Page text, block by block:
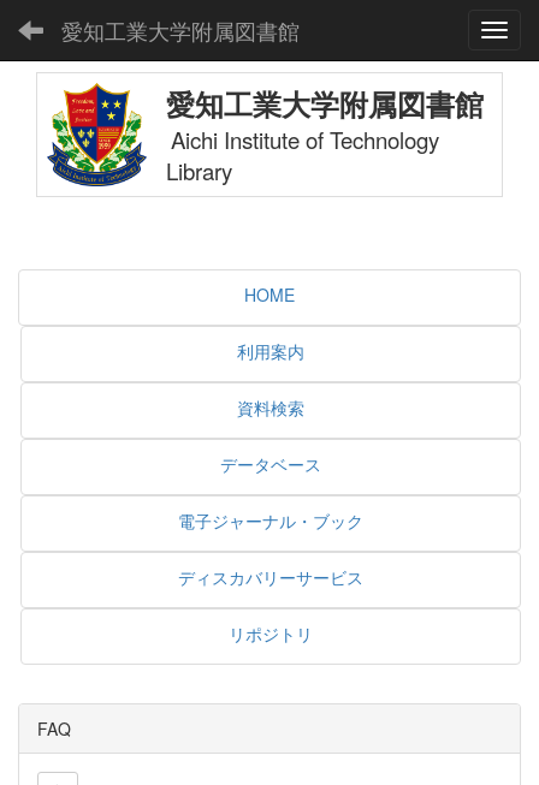
愛知工業大学附属図書館
愛知工業大学附属図書館
Aichi Institute of Technology
Library
HOME
利用案内
資料検索
データベース
電子ジャーナル・ブック
ディスカバリーサービス
リポジトリ
FAQ